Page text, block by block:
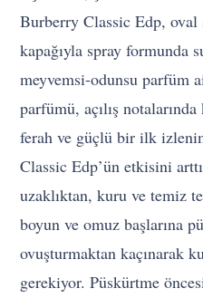
Burberry Classic Edp, oval
kapağıyla spray formunda
meyvemsi-odunsu parfüm
parfümü, açılış
ferah ve güçlü bir ilk
Classic Edp’ün etkisini
uzaklıktan, kuru ve temiz
boyun ve omuz başlarına
ovuşturmaktan kaçınarak
gerekiyor. Püskürtme